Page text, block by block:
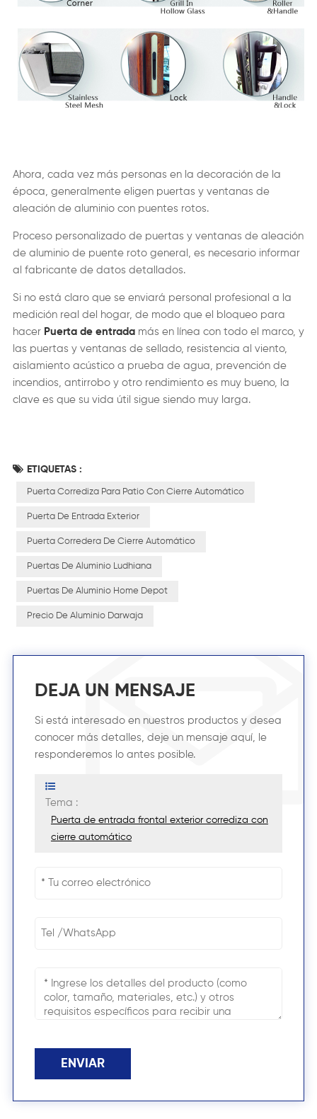
Ahora, cada vez más personas en la decoración de la
época, generalmente eligen puertas y ventanas de
aleación de aluminio con puentes rotos.
Proceso personalizado de puertas y ventanas de aleación
de aluminio de puente roto general, es necesario informar
al fabricante de datos detallados.
Si no está claro que se enviará personal profesional a la
medición real del hogar, de modo que el bloqueo para
hacerPuerta de entradamás en línea con todo el marco, y
las puertas y ventanas de sellado, resistencia al viento,
aislamiento acústico a prueba de agua, prevención de
incendios, antirrobo y otro rendimiento es muy bueno, la
clave es que su vida útil sigue siendo muy larga.
ETIQUETAS :
Puerta Corrediza Para Patio Con Cierre Automático
Puerta De Entrada Exterior
Puerta Corredera De Cierre Automático
Puertas De Aluminio Ludhiana
Puertas De Aluminio Home Depot
Precio De Aluminio Darwaja
DEJA UN MENSAJE
Si está interesado en nuestros productos y desea
conocer más detalles, deje un mensaje aquí, le
responderemos lo antes posible.
Tema :
Puerta de entrada frontal exterior corrediza con
cierre automático
ENVIAR